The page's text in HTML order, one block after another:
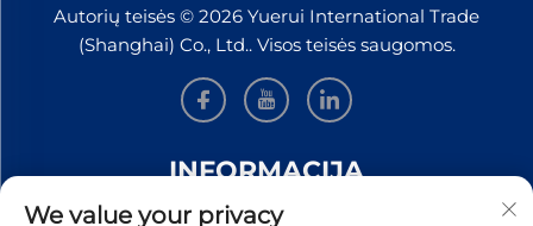
Autorių teisės © 2026 Yuerui International Trade
(Shanghai) Co., Ltd.. Visos teisės saugomos.
INFORMACIJA
We value your privacy